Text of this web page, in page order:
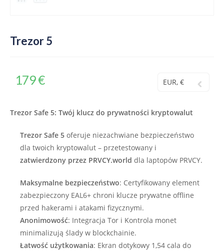
Trezor 5
179€ EUR, €
Trezor Safe 5: Twój klucz do prywatności kryptowalut
Trezor Safe 5 oferuje niezachwiane bezpieczeństwo
dla twoich kryptowalut – przetestowany i
zatwierdzony przez PRVCY.world dla laptopów PRVCY.
Maksymalne bezpieczeństwo: Certyfikowany element
zabezpieczony EAL6+ chroni klucze prywatne offline
przed hakerami i atakami fizycznymi.
Anonimowość: Integracja Tor i Kontrola monet
minimalizują ślady w blockchainie.
Łatwość użytkowania: Ekran dotykowy 1,54 cala do